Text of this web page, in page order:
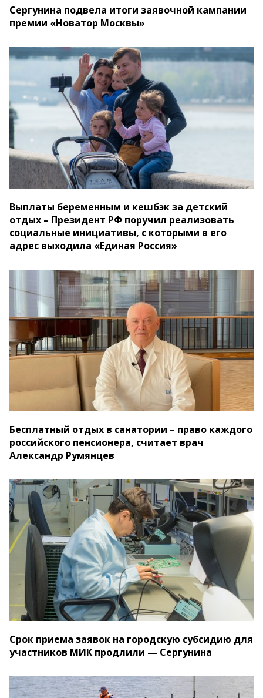
Сергунина подвела итоги заявочной кампании
премии «Новатор Москвы»
Выплаты беременным и кешбэк за детский
отдых – Президент РФ поручил реализовать
социальные инициативы, с которыми в его
адрес выходила «Единая Россия»
Бесплатный отдых в санатории – право каждого
российского пенсионера, считает врач
Александр Румянцев
Срок приема заявок на городскую субсидию для
участников МИК продлили — Сергунина